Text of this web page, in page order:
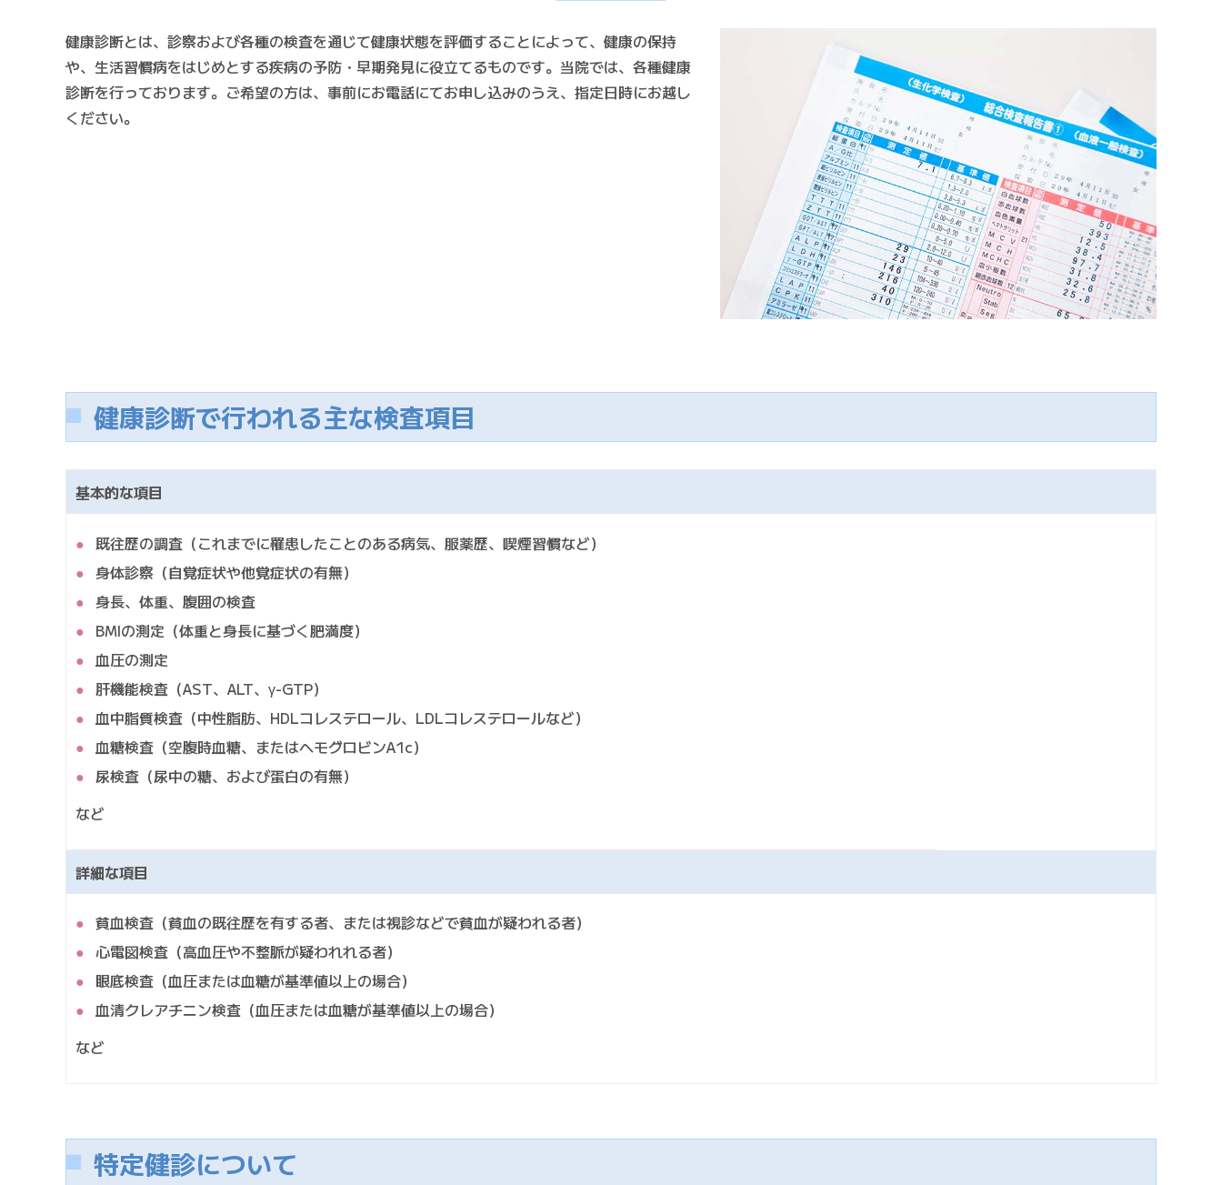
健康診断とは、診察および各種の検査を通じて健康状態を評価することによって、健康の保持
や、生活習慣病をはじめとする疾病の予防・早期発見に役立てるものです。当院では、各種健康
診断を行っております。ご希望の方は、事前にお電話にてお申し込みのうえ、指定日時にお越し
ください。
健康診断で行われる主な検査項目
基本的な項目
既往歴の調査（これまでに罹患したことのある病気、服薬歴、喫煙習慣など）
身体診察（自覚症状や他覚症状の有無）
身長、体重、腹囲の検査
BMIの測定（体重と身長に基づく肥満度）
血圧の測定
肝機能検査（AST、ALT、γ-GTP）
血中脂質検査（中性脂肪、HDLコレステロール、LDLコレステロールなど）
血糖検査（空腹時血糖、またはヘモグロビンA1c）
尿検査（尿中の糖、および蛋白の有無）
など
詳細な項目
貧血検査（貧血の既往歴を有する者、または視診などで貧血が疑われる者）
心電図検査（高血圧や不整脈が疑われれる者）
眼底検査（血圧または血糖が基準値以上の場合）
血清クレアチニン検査（血圧または血糖が基準値以上の場合）
など
特定健診について